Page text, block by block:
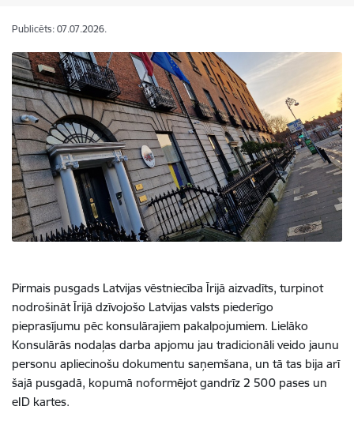
Publicēts: 07.07.2026.
Pirmais pusgads Latvijas vēstniecība Īrijā aizvadīts, turpinot
nodrošināt Īrijā dzīvojošo Latvijas valsts piederīgo
pieprasījumu pēc konsulārajiem pakalpojumiem. Lielāko
Konsulārās nodaļas darba apjomu jau tradicionāli veido jaunu
personu apliecinošu dokumentu saņemšana, un tā tas bija arī
šajā pusgadā, kopumā noformējot gandrīz 2 500 pases un
eID kartes.